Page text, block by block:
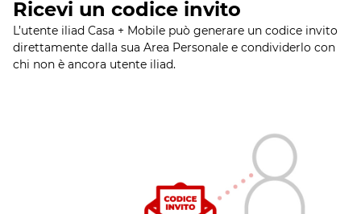
Ricevi un codice invito
L’utente iliad Casa + Mobile può generare un codice invito
direttamente dalla sua Area Personale e condividerlo con
chi non è ancora utente iliad.